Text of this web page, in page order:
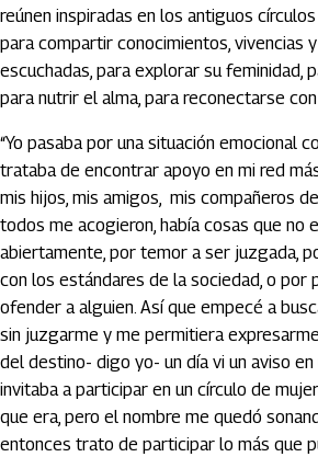
reúnen inspiradas en los antiguos
para compartir conocimientos, vivencias
escuchadas, para explorar su feminidad,
para nutrir el alma, para reconectarse
“Yo pasaba por una situación emocional
trataba de encontrar apoyo en mi red
mis hijos, mis amigos, mis compañeros
todos me acogieron, había cosas que no
abiertamente, por temor a ser juzgada,
con los estándares de la sociedad, o por
ofender a alguien. Así que empecé a
sin juzgarme y me permitiera
del destino- digo yo- un día vi un aviso
invitaba a participar en un círculo de
que era, pero el nombre me quedó
entonces trato de participar lo más que